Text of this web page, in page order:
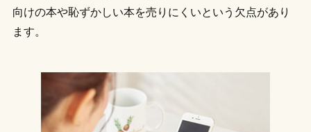
向けの本や恥ずかしい本を売りにくいという欠点があり
ます。